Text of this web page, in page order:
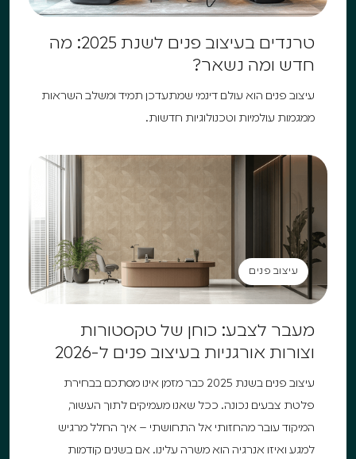
טרנדים בעיצוב פנים לשנת 2025: מה
חדש ומה נשאר?
עיצוב פנים הוא עולם דינמי שמתעדכן תמיד ומשלב השראות
ממגמות עולמיות וטכנולוגיות חדשות.
עיצוב פנים
עיצוב פנים
מעבר לצבע: כוחן של טקסטורות
וצורות אורגניות בעיצוב פנים ל-2026
עיצוב פנים בשנת 2025 כבר מזמן אינו מסתכם בבחירת
פלטת צבעים נכונה. ככל שאנו מעמיקים לתוך העשור,
המיקוד עובר מהחזותי אל התחושתי – איך החלל מרגיש
למגע ואיזו אנרגיה הוא משרה עלינו. אם בשנים קודמות